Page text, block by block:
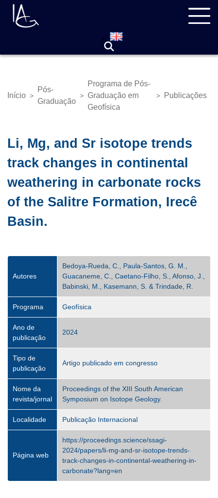
Pular
para
Trilha
Início >
Pós-
Graduação
>
Programa de Pós-
Graduação em
Geofísica
> Publicações
Li, Mg, and Sr isotope trends
track changes in continental
weathering in carbonate rocks
of the Salitre Formation, Irecê
Basin.
Autores
Bedoya-Rueda, C., Paula-Santos, G. M.,
Guacaneme, C., Caetano-Filho, S., Afonso, J.,
Babinski, M., Kasemann, S. & Trindade, R.
Programa Geofísica
Ano de
publicação
2024
Tipo de
publicação
Artigo publicado em congresso
Nome da
revista/jornal
Proceedings of the XIII South American
Symposium on Isotope Geology.
Localidade Publicação Internacional
Página web
https://proceedings.science/ssagi-
2024/papers/li-mg-and-sr-isotope-trends-
track-changes-in-continental-weathering-in-
carbonate?lang=en